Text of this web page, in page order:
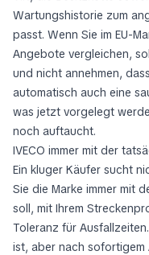
Wartungshistorie zum
passt. Wenn Sie im EU-
Angebote vergleichen,
und nicht annehmen,
automatisch auch eine
was jetzt vorgelegt
noch auftaucht.
IVECO immer mit der
Ein kluger Käufer sucht
Sie die Marke immer mit
soll, mit Ihrem
Toleranz für
ist, aber nach sofortigem